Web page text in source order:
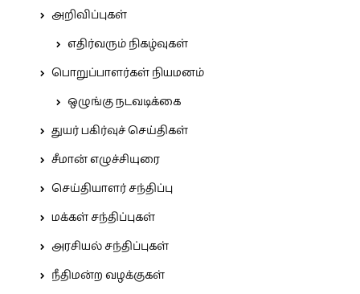
அறிவிப்புகள்
எதிர்வரும் நிகழ்வுகள்
பொறுப்பாளர்கள் நியமனம்
ஒழுங்கு நடவடிக்கை
துயர் பகிர்வுச் செய்திகள்
சீமான் எழுச்சியுரை
செய்தியாளர் சந்திப்பு
மக்கள் சந்திப்புகள்
அரசியல் சந்திப்புகள்
நீதிமன்ற வழக்குகள்